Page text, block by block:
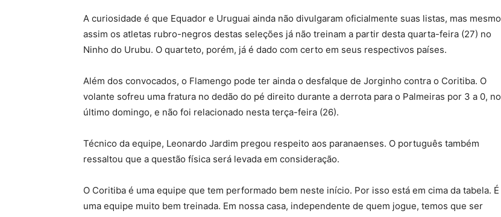
A curiosidade é que Equador e Uruguai ainda não divulgaram oficialmente suas listas, mas mesmo
assim os atletas rubro-negros destas seleções já não treinam a partir desta quarta-feira (27) no
Ninho do Urubu. O quarteto, porém, já é dado com certo em seus respectivos países.
Além dos convocados, o Flamengo pode ter ainda o desfalque de Jorginho contra o Coritiba. O
volante sofreu uma fratura no dedão do pé direito durante a derrota para o Palmeiras por 3 a 0, no
último domingo, e não foi relacionado nesta terça-feira (26).
Técnico da equipe, Leonardo Jardim pregou respeito aos paranaenses. O português também
ressaltou que a questão física será levada em consideração.
O Coritiba é uma equipe que tem performado bem neste início. Por isso está em cima da tabela. É
uma equipe muito bem treinada. Em nossa casa, independente de quem jogue, temos que ser